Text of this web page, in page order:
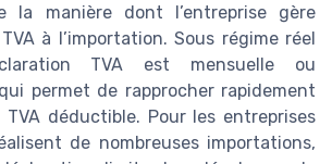
la manière dont l’entreprise gère
à l’importation. Sous régime réel
TVA est mensuelle ou
permet de rapprocher rapidement
déductible. Pour les entreprises
de nombreuses importations,